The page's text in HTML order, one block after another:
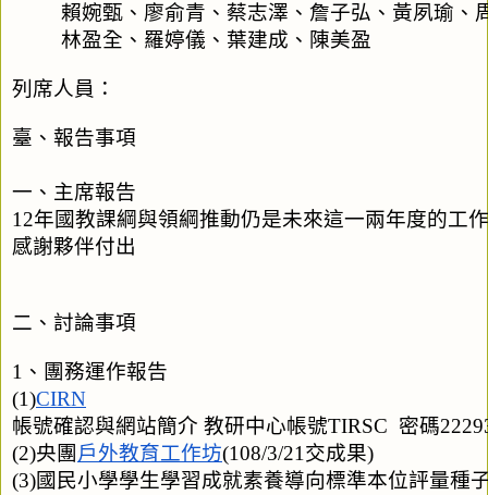
賴婉甄、廖俞青、蔡志澤、詹子弘、黃夙瑜、
林盈全、羅婷儀、葉建成、陳美盈
列席人員：
臺、報告事項
一、主席報告
12年國教課綱與領綱推動仍是未來這一兩年度的工
感謝夥伴付出
二、討論事項
1、團務運作報告
(1)CIRN
帳號確認與網站簡介 教研中心帳號TIRSC  密碼
(2)央團 戶外教育工作坊(108/3/21交成果)
(3)國民小學學生學習成就素養導向標準本位評量種